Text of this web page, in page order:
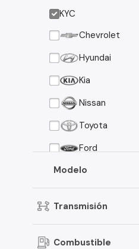
KYC
Chevrolet
Hyundai
Kia
Nissan
Toyota
Ford
Suzuki
Mitsubishi
Modelo
Transmisión
Combustible